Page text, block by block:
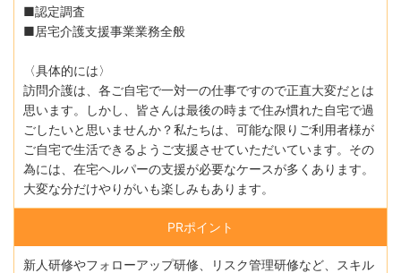
■認定調査
■居宅介護支援事業業務全般
〈具体的には〉
訪問介護は、各ご自宅で一対一の仕事ですので正直大変だとは
思います。しかし、皆さんは最後の時まで住み慣れた自宅で過
ごしたいと思いませんか？私たちは、可能な限りご利用者様が
ご自宅で生活できるようご支援させていただいています。その
為には、在宅ヘルパーの支援が必要なケースが多くあります。
大変な分だけやりがいも楽しみもあります。
PRポイント
新人研修やフォローアップ研修、リスク管理研修など、スキル